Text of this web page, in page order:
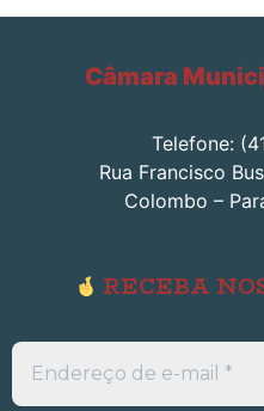
Câmara
Telefone:
Rua Francisco
Colombo –
RECEBA
Endereço
de
e-